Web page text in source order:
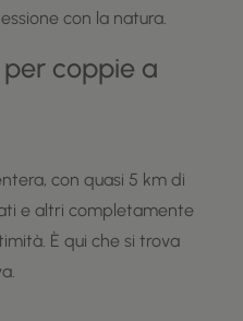
con la natura.
coppie a
con quasi 5 km di
e altri completamente
È qui che si trova